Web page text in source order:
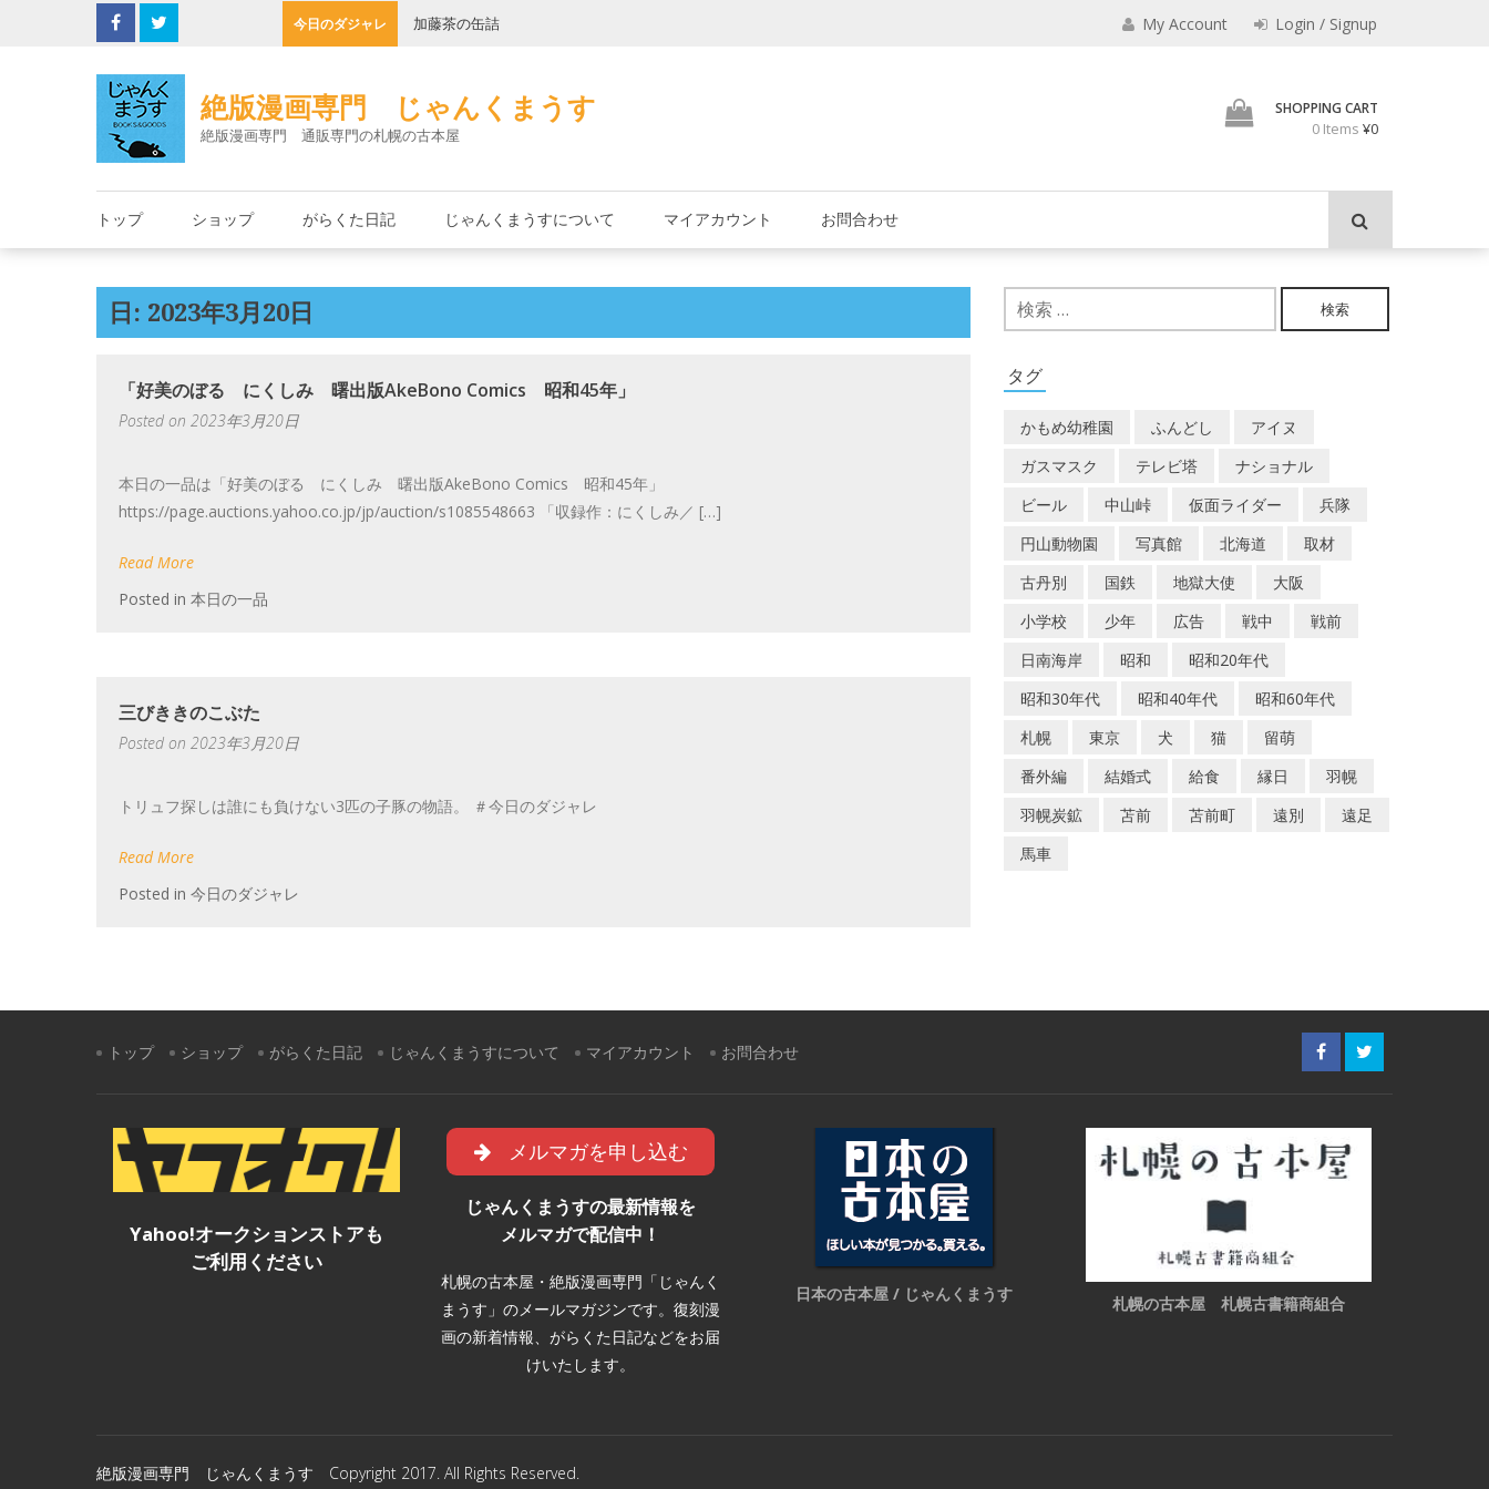
今日のダジャレ 加藤茶の缶詰 壁に耳あり障子にえなり
My Account Login / Signup
絶版漫画専門 じゃんくまうす
絶版漫画専門 通販専門の札幌の古本屋
SHOPPING CART
0 Items ¥0
トップ ショップ がらくた日記 じゃんくまうすについて マイアカウント お問合わせ
日: 2023年3月20日
「好美のぼる にくしみ 曙出版AkeBono Comics 昭和45年」
Posted on 2023年3月20日
本日の一品は「好美のぼる にくしみ 曙出版AkeBono Comics 昭和45年」
https://page.auctions.yahoo.co.jp/jp/auction/s1085548663 「収録作：にくしみ／ […]
Read More
Posted in 本日の一品
三びききのこぶた
Posted on 2023年3月20日
トリュフ探しは誰にも負けない3匹の子豚の物語。 ＃今日のダジャレ
Read More
Posted in 今日のダジャレ
検
索:
タグ
かもめ幼稚園 ふんどし
アイヌ
ガスマスク
テレビ塔
ナショナル
ビール
中山峠 仮面ライダー
兵隊
円山動物園
写真館 北海道
取材
古丹別
国鉄 地獄大使
大阪
小学校
少年 広告 戦中
戦前
日南海岸
昭和
昭和20年代
昭和30年代
昭和40年代
昭和60年代
札幌
東京 犬 猫
留萌
番外編
結婚式 給食 縁日
羽幌
羽幌炭鉱
苫前 苫前町 遠別
遠足
馬車
トップ ショップ がらくた日記 じゃんくまうすについて マイアカウント お問合わせ
Yahoo!オークションストアも
ご利用ください
メルマガを申し込む
じゃんくまうすの最新情報を
メルマガで配信中！
札幌の古本屋・絶版漫画専門「じゃんく
まうす」のメールマガジンです。復刻漫
画の新着情報、がらくた日記などをお届
けいたします。
日本の古本屋 / じゃんくまうす 札幌の古本屋 札幌古書籍商組合
絶版漫画専門 じゃんくまうす Copyright 2017. All Rights Reserved.